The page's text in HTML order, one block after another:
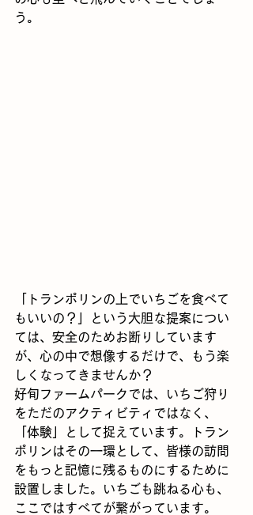
う。
「トランポリンの上でいちごを食べて
もいいの？」という大胆な提案につい
ては、安全のためお断りしています
が、心の中で想像するだけで、もう楽
しくなってきませんか？
好旬ファームパークでは、いちご狩り
をただのアクティビティではなく、
「体験」として捉えています。トラン
ポリンはその一環として、皆様の訪問
をもっと記憶に残るものにするために
設置しました。いちごも跳ねる心も、
ここではすべてが繋がっています。